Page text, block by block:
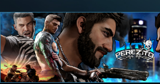
Aller
au
contenu